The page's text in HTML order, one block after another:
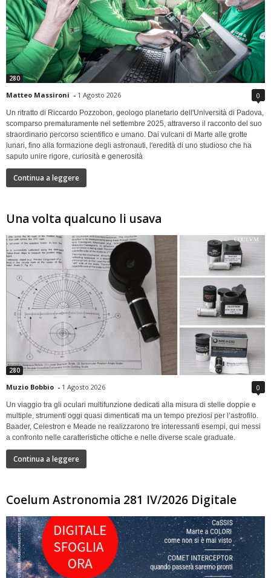
280
Matteo Massironi - 1 Agosto 2026 0
Un ritratto di Riccardo Pozzobon, geologo planetario dell'Università di Padova,
scomparso prematuramente nel settembre 2025, attraverso il racconto del suo
straordinario percorso scientifico e umano. Dai vulcani di Marte alle grotte
lunari, fino alla formazione degli astronauti, l'eredità di uno studioso che ha
saputo unire rigore, curiosità e generosità
Continua a leggere
Una volta qualcuno li usava
280
Muzio Bobbio - 1 Agosto 2026 0
Un viaggio tra gli oculari multifunzione dedicati alla misura di stelle doppie e
multiple, strumenti oggi quasi dimenticati ma un tempo preziosi per l’astrofilo.
Baader, Celestron e Meade ne realizzarono tre interessanti esempi, qui messi
a confronto nelle caratteristiche ottiche e nelle diverse scale graduate.
Continua a leggere
Coelum Astronomia 281 IV/2026 Digitale